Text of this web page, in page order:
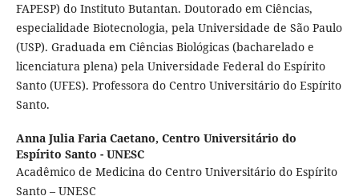
FAPESP) do Instituto Butantan. Doutorado em Ciências,
especialidade Biotecnologia, pela Universidade de São Paulo
(USP). Graduada em Ciências Biológicas (bacharelado e
licenciatura plena) pela Universidade Federal do Espírito
Santo (UFES). Professora do Centro Universitário do Espírito
Santo.
Anna Julia Faria Caetano, Centro Universitário do
Espírito Santo - UNESC
Acadêmico de Medicina do Centro Universitário do Espírito
Santo – UNESC